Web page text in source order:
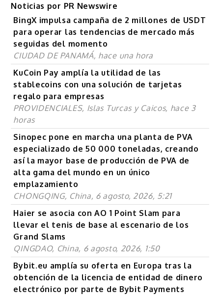
Noticias por PR Newswire
BingX impulsa campaña de 2 millones de USDT
para operar las tendencias de mercado más
seguidas del momento
CIUDAD DE PANAMÁ, hace una hora
KuCoin Pay amplía la utilidad de las
stablecoins con una solución de tarjetas
regalo para empresas
PROVIDENCIALES, Islas Turcas y Caicos, hace 3
horas
Sinopec pone en marcha una planta de PVA
especializado de 50 000 toneladas, creando
así la mayor base de producción de PVA de
alta gama del mundo en un único
emplazamiento
CHONGQING, China, 6 agosto, 2026, 5:21
Haier se asocia con AO 1 Point Slam para
llevar el tenis de base al escenario de los
Grand Slams
QINGDAO, China, 6 agosto, 2026, 1:50
Bybit.eu amplía su oferta en Europa tras la
obtención de la licencia de entidad de dinero
electrónico por parte de Bybit Payments